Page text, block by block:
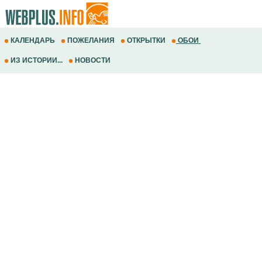
КАЛЕНДАРЬ ПОЖЕЛАНИЯ ОТКРЫТКИ ОБОИ
ИЗ ИСТОРИИ... НОВОСТИ